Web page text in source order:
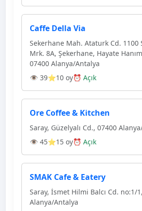
Caffe Della Via
Sekerhane Mah. Ataturk Cd. 1100
Mrk. 8A, Şekerhane, Hayate
07400 Alanya/Antalya
👁 39⭐10 oy⏰ Açık
Ore Coffee & Kitchen
Saray, Güzelyalı Cd., 07400
👁 45⭐15 oy⏰ Açık
SMAK Cafe & Eatery
Saray, İsmet Hilmi Balcı Cd. no:1/
Alanya/Antalya